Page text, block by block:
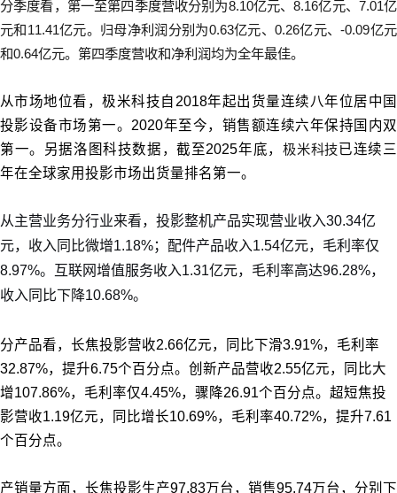
分季度看，第一至第四季度营收分别为8.10亿元、8.16亿元、7.01亿
元和11.41亿元。归母净利润分别为0.63亿元、0.26亿元、-0.09亿元
和0.64亿元。第四季度营收和净利润均为全年最佳。
从市场地位看，极米科技自2018年起出货量连续八年位居中国
投影设备市场第一。2020年至今，销售额连续六年保持国内双
第一。另据洛图科技数据，截至2025年底， 极米科技已连续三
年在全球家用投影市场出货量排名第一。
从主营业务分行业来看，投影整机产品实现营业收入30.34亿
元，收入同比微增1.18%；配件产品收入1.54亿元，毛利率仅
8.97%。互联网增值服务收入1.31亿元，毛利率高达96.28%，
收入同比下降10.68%。
分产品看，长焦投影营收2.66亿元，同比下滑3.91%，毛利率
32.87%，提升6.75个百分点。创新产品营收2.55亿元，同比大
增107.86%，毛利率仅4.45%，骤降26.91个百分点。超短焦投
影营收1.19亿元，同比增长10.69%，毛利率40.72%，提升7.61
个百分点。
产销量方面，长焦投影生产97.83万台，销售95.74万台，分别下